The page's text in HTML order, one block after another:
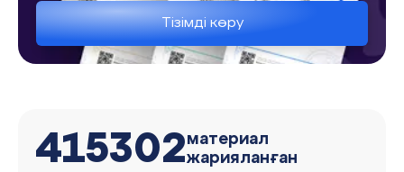
Тізімді көру
415302материал
жарияланған